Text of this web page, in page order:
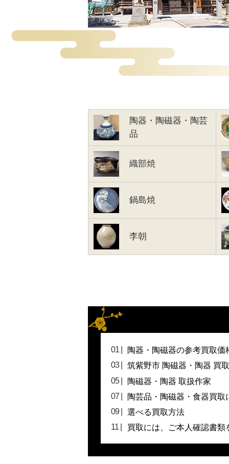
陶器・陶磁器・陶芸
品
織部焼
鍋島焼
李朝
陶器・陶磁器の参考買取価
筑紫野市 陶磁器・陶器 買
陶磁器・陶器 取扱作家
陶芸品・陶磁器・食器買
選べる買取方法
買取には、ご本人確認書類